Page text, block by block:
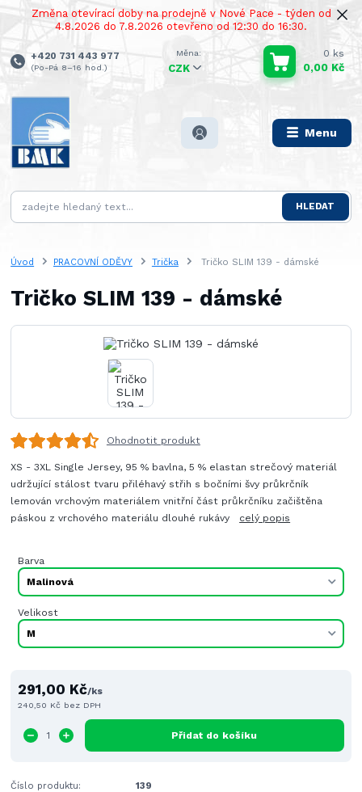
Změna otevírací doby na prodejně v Nové Pace - týden od
4.8.2026 do 7.8.2026 otevřeno od 12:30 do 16:30.
Menu
CZK
HLEDAT
+420 731 443 977
(Po-Pá 8–16 hod.)
0 ks
0,00 Kč
Úvod PRACOVNÍ ODĚVY Trička Tričko SLIM 139 - dámské
Tričko SLIM 139 - dámské
Ohodnotit produkt
XS - 3XL Single Jersey, 95 % bavlna, 5 % elastan strečový materiál
udržující stálost tvaru přiléhavý střih s bočními švy průkrčník
lemován vrchovým materiálem vnitřní část průkrčníku začištěna
páskou z vrchového materiálu dlouhé rukávy celý popis
Barva
Velikost
291,00 Kč/ks
240,50 Kč bez DPH
Přidat do košíku
Číslo produktu: 139